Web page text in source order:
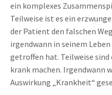
ein komplexes
Teilweise ist es ein
der Patient den falschen
irgendwann in seinem
getroffen hat. Teilweise
krank machen. Irgendwann
Auswirkung „Krankheit“